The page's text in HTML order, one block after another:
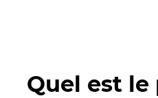
Quel est